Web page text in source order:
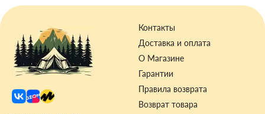
Контакты
Доставка и оплата
О Магазине
Гарантии
Правила возврата
Возврат товара